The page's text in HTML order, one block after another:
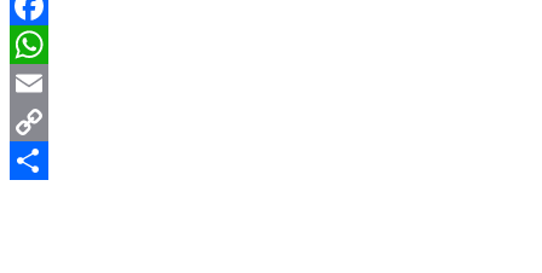
Facebook
WhatsApp
Email
Copy